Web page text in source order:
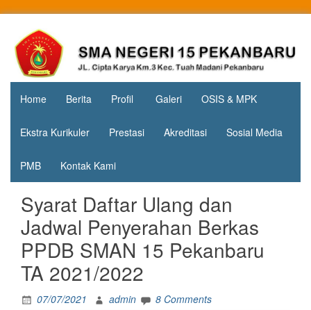
contentSMA
Negeri 15
Pekanbaru
Jl. Cipta
Karya
KM.3, Kec.
Tuah
Madani,
Home Berita Profil Galeri OSIS & MPK
Ekstra Kurikuler Prestasi Akreditasi Sosial Media
PMB Kontak Kami
Syarat Daftar Ulang dan
Jadwal Penyerahan Berkas
PPDB SMAN 15 Pekanbaru
TA 2021/2022
07/07/2021 admin
8 Comments